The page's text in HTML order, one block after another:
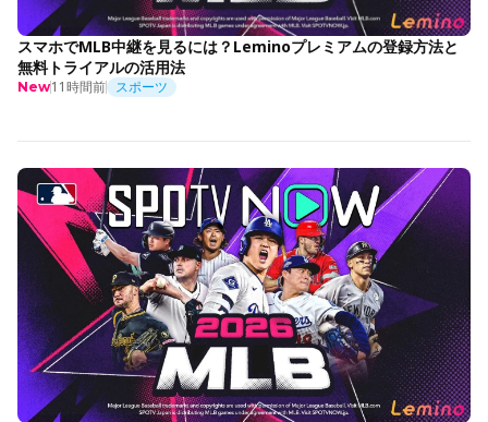
スマホでMLB中継を見るには？Leminoプレミアムの登録方法と
無料トライアルの活用法
New11時間前 スポーツ